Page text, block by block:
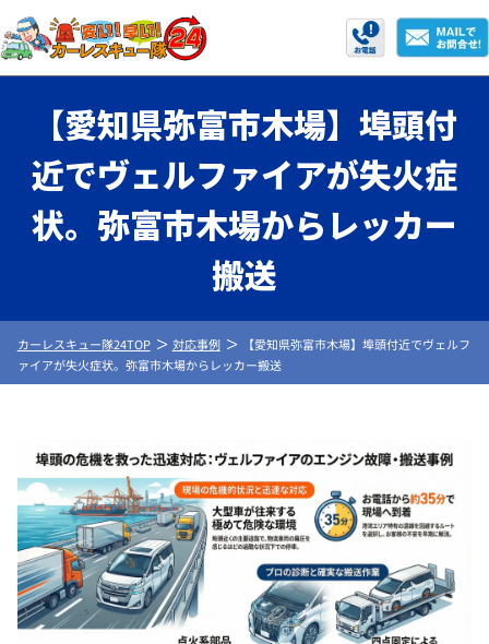
【愛知県弥富市木場】埠頭付
近でヴェルファイアが失火症
状。弥富市木場からレッカー
搬送
カーレスキュー隊24TOP 対応事例
【愛知県弥富市木場】埠頭付近でヴェルフ
ァイアが失火症状。弥富市木場からレッカー搬送